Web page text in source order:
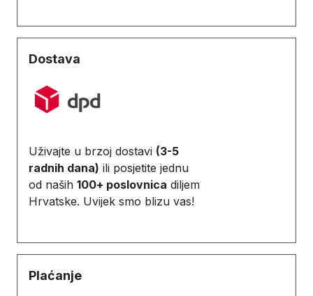
Dostava
Uživajte u brzoj dostavi (3-5
radnih dana) ili posjetite jednu
od naših 100+ poslovnica diljem
Hrvatske. Uvijek smo blizu vas!
Plaćanje